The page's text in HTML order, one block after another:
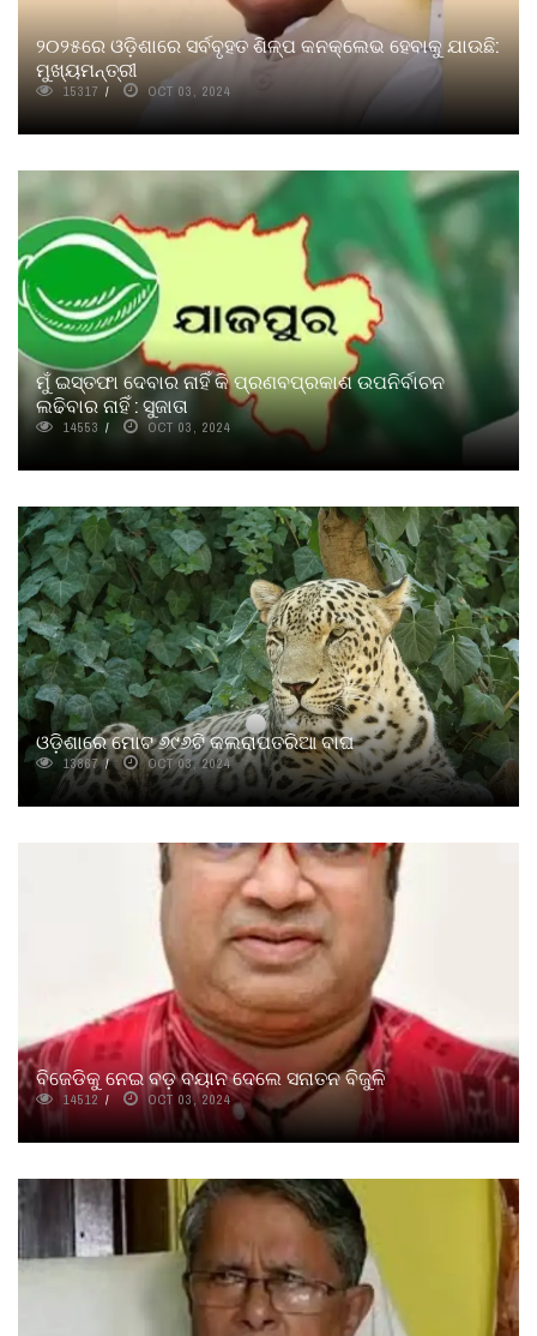
୨୦୨୫ରେ ଓଡ଼ିଶାରେ ସର୍ବବୃହତ ଶିଳ୍ପ କନକ୍ଲେଭ ହେବାକୁ ଯାଉଛି:
ମୁଖ୍ୟମନ୍ତ୍ରୀ
15317 OCT 03, 2024
ମୁଁ ଇସ୍ତଫା ଦେବାର ନାହିଁ କି ପ୍ରଣବପ୍ରକାଶ ଉପନିର୍ବାଚନ
ଲଢିବାର ନାହିଁ : ସୁଜାତା
14553 OCT 03, 2024
ଓଡ଼ିଶାରେ ମୋଟ ୬୯୬ଟି କଲରାପତରିଆ ବାଘ
13867 OCT 03, 2024
ବିଜେଡିକୁ ନେଇ ବଡ଼ ବୟାନ ଦେଲେ ସନାତନ ବିଜୁଳି
14512 OCT 03, 2024